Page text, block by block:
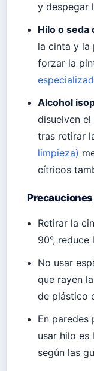
y despegar
Hilo o seda
la cinta y la
forzar la
Alcohol
disuelven
tras retirar
limpieza)
cítricos
Retirar la
90°,
No usar
que rayen
de plástico
En paredes
usar hilo es
según las